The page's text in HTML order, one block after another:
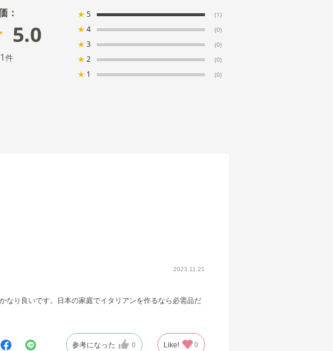
5.0
1件
★ 5 (1)
★ 4 (0)
★ 3 (0)
★ 2 (0)
★ 1 (0)
2023.11.21
なり良いです。日本の家庭でイタリアンを作るなら必需品だ
参考になった 0 Like! 0